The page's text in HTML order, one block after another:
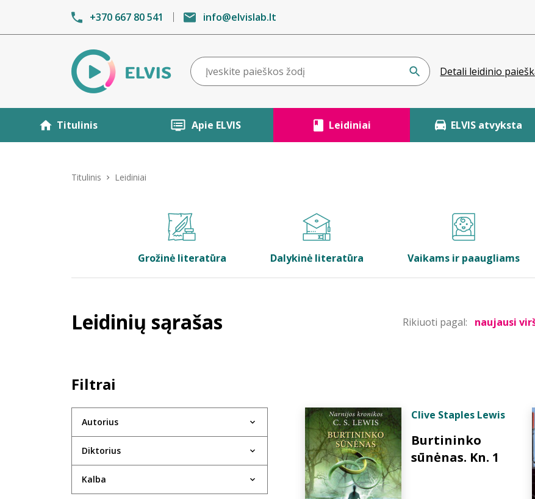
+370 667 80 541 info@elvislab.lt
Detali leidinio
Titulinis Apie ELVIS Leidiniai ELVIS atvyksta
Titulinis Leidiniai
Grožinė literatūra Dalykinė literatūra Vaikams ir paaugliams
Leidinių sąrašas Rikiuoti pagal:
Filtrai
Autorius
Diktorius
Kalba
Clive Staples Lewis
Burtininko
sūnėnas. Kn. 1